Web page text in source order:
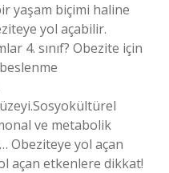
yaşam biçimi haline
yol açabilir.
4. sınıf? Obezite için
ve metabolik
Obeziteye yol açan
açan etkenlere dikkat!